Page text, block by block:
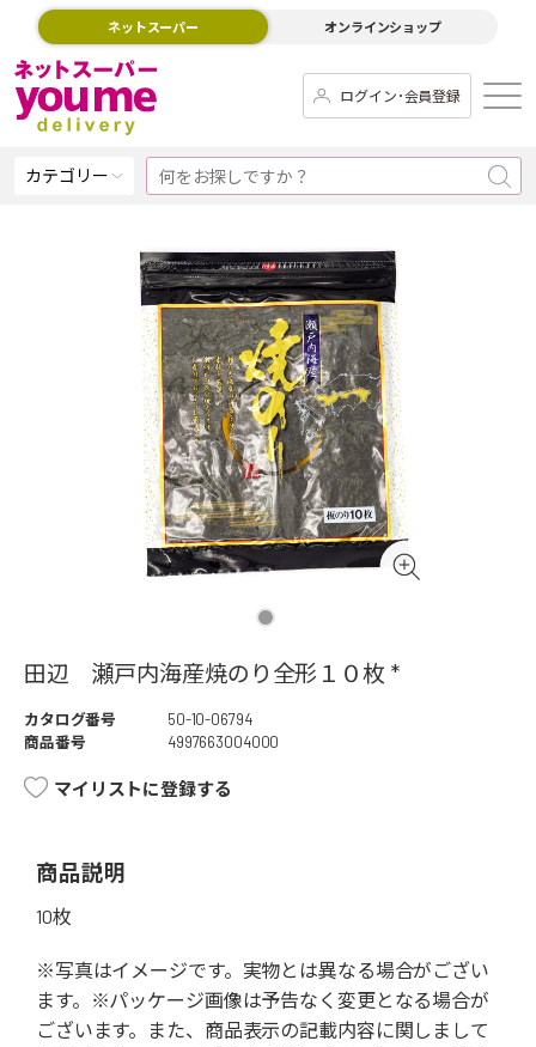
ネットスーパー オンラインショップ
ログイン･会員登録
カテゴリー
田辺 瀬戸内海産焼のり全形１０枚 *
カタログ番号
50-10-06794
商品番号
4997663004000
マイリストに登録する
商品説明
10枚
※写真はイメージです。実物とは異なる場合がござい
ます。※パッケージ画像は予告なく変更となる場合が
ございます。また、商品表示の記載内容に関しまして